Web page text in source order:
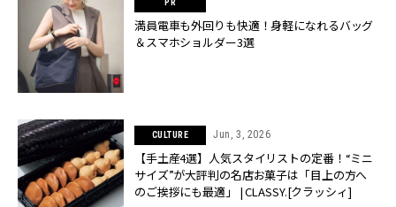
満員電車も外回りも快適！身軽になれるバッグ
＆スマホショルダー3選
CULTURE Jun, 3, 2026
【手土産4選】人気スタイリストの定番！“ミニ
サイズ”が大評判の名店お菓子は「目上の方へ
のご挨拶にも最適」 | CLASSY.[クラッシィ]